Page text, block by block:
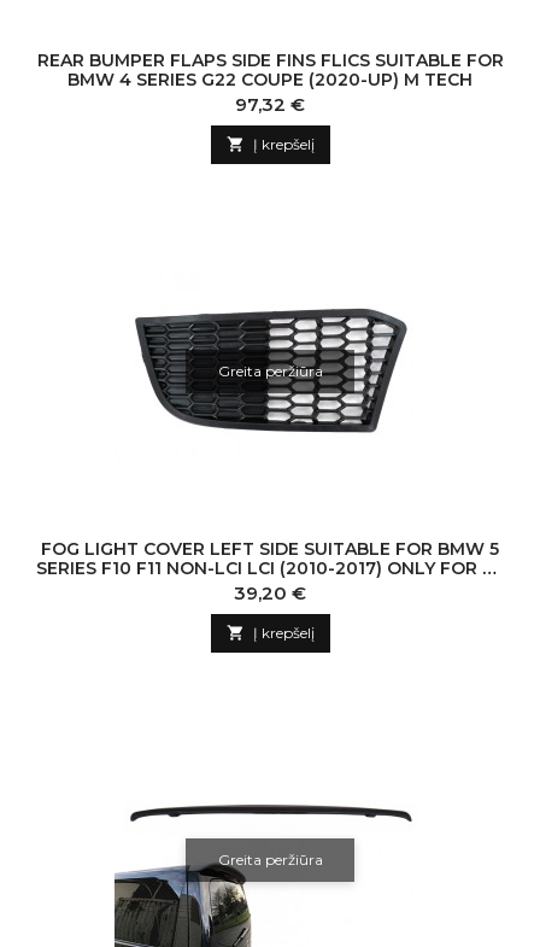
REAR BUMPER FLAPS SIDE FINS FLICS SUITABLE FOR
BMW 4 SERIES G22 COUPE (2020-UP) M TECH
Kaina
97,32 €
 Į krepšelį
Greita peržiūra
FOG LIGHT COVER LEFT SIDE SUITABLE FOR BMW 5
SERIES F10 F11 NON-LCI LCI (2010-2017) ONLY FOR M-
TECH SPORT BUMPER
Kaina
39,20 €
 Į krepšelį
Greita peržiūra